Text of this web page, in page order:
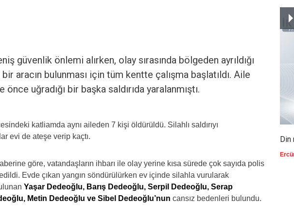
güvenlik önlemi alırken, olay sırasında bölgeden ayrıldığı
aracın bulunması için tüm kentte çalışma başlatıldı. Aile
önce uğradığı bir başka saldırıda yaralanmıştı.
katliamda aynı aileden 7 kişi öldürüldü. Silahlı saldırıyı
evi de ateşe verip kaçtı.
göre, vatandaşların ihbarı ile olay yerine kısa sürede çok sayıda polis
Evde çıkan yangın söndürülürken ev içinde silahla vurularak
Yaşar Dedeoğlu, Barış Dedeoğlu, Serpil Dedeoğlu, Serap
Metin Dedeoğlu ve Sibel Dedeoğlu’nun cansız bedenleri bulundu.
Din